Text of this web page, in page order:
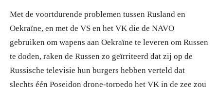
Met de voortdurende problemen tussen Rusland en
Oekraïne, en met de VS en het VK die de NAVO
gebruiken om wapens aan Oekraïne te leveren om Russen
te doden, raken de Russen zo geïrriteerd dat zij op de
Russische televisie hun burgers hebben verteld dat
slechts één Poseidon drone-torpedo het VK in de zee zou